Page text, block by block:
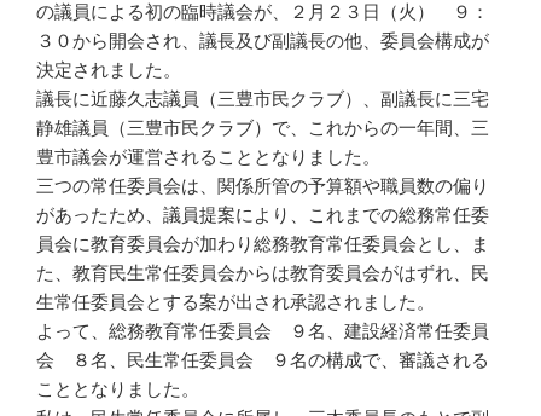
の議員による初の臨時議会が、２月２３日（火） ９：
３０から開会され、議長及び副議長の他、委員会構成が
決定されました。
議長に近藤久志議員（三豊市民クラブ）、副議長に三宅
静雄議員（三豊市民クラブ）で、これからの一年間、三
豊市議会が運営されることとなりました。
三つの常任委員会は、関係所管の予算額や職員数の偏り
があったため、議員提案により、これまでの総務常任委
員会に教育委員会が加わり総務教育常任委員会とし、ま
た、教育民生常任委員会からは教育委員会がはずれ、民
生常任委員会とする案が出され承認されました。
よって、総務教育常任委員会 ９名、建設経済常任委員
会 ８名、民生常任委員会 ９名の構成で、審議される
こととなりました。